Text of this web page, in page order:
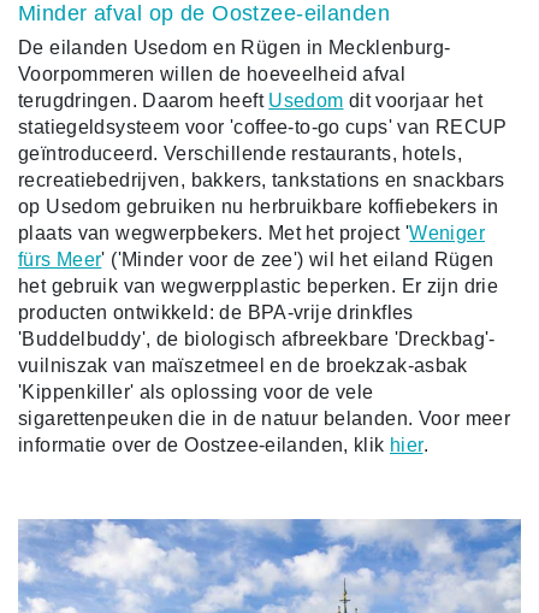
Minder afval op de Oostzee-eilanden
De eilanden Usedom en Rügen in Mecklenburg-
Voorpommeren willen de hoeveelheid afval
terugdringen. Daarom heeft Usedom dit voorjaar het
statiegeldsysteem voor 'coffee-to-go cups' van RECUP
geïntroduceerd. Verschillende restaurants, hotels,
recreatiebedrijven, bakkers, tankstations en snackbars
op Usedom gebruiken nu herbruikbare koffiebekers in
plaats van wegwerpbekers. Met het project 'Weniger
fürs Meer' ('Minder voor de zee') wil het eiland Rügen
het gebruik van wegwerpplastic beperken. Er zijn drie
producten ontwikkeld: de BPA-vrije drinkfles
'Buddelbuddy', de biologisch afbreekbare 'Dreckbag'-
vuilniszak van maïszetmeel en de broekzak-asbak
'Kippenkiller' als oplossing voor de vele
sigarettenpeuken die in de natuur belanden. Voor meer
informatie over de Oostzee-eilanden, klik hier.